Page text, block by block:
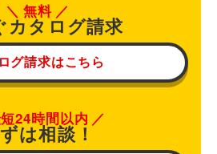
無料
カタログ請求
グ請求はこちら
24時間以内
は相談！